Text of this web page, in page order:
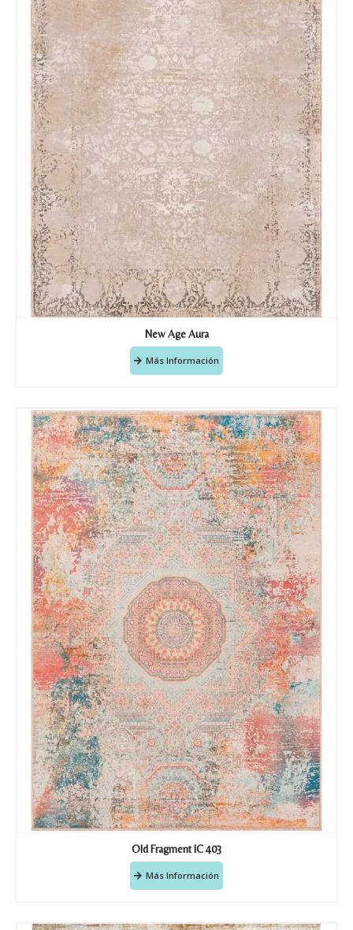
New Age Aura
Más Información
Old Fragment IC 403
Más Información
Nombre y apellido*
Teléfono
Correo electronico*
Tu mensaje.
Nombre y Referencia del producto*
Acuerdo RGPD*
información que envío para que
puedan responder a mi petición.
Recibir mi oferta